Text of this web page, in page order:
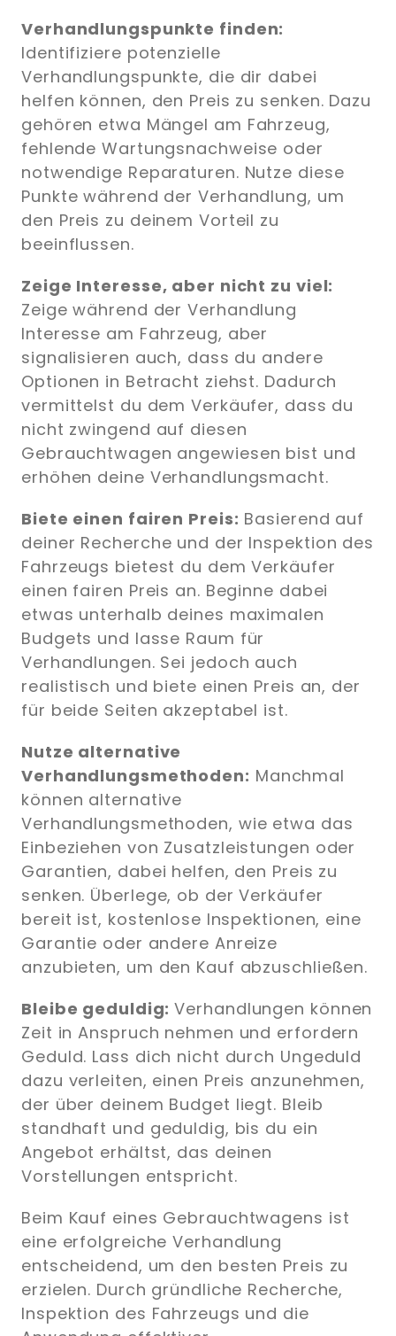
Verhandlungspunkte finden:
Identifiziere potenzielle
Verhandlungspunkte, die dir dabei
helfen können, den Preis zu senken. Dazu
gehören etwa Mängel am Fahrzeug,
fehlende Wartungsnachweise oder
notwendige Reparaturen. Nutze diese
Punkte während der Verhandlung, um
den Preis zu deinem Vorteil zu
beeinflussen.
Zeige Interesse, aber nicht zu viel:
Zeige während der Verhandlung
Interesse am Fahrzeug, aber
signalisieren auch, dass du andere
Optionen in Betracht ziehst. Dadurch
vermittelst du dem Verkäufer, dass du
nicht zwingend auf diesen
Gebrauchtwagen angewiesen bist und
erhöhen deine Verhandlungsmacht.
Biete einen fairen Preis: Basierend auf
deiner Recherche und der Inspektion des
Fahrzeugs bietest du dem Verkäufer
einen fairen Preis an. Beginne dabei
etwas unterhalb deines maximalen
Budgets und lasse Raum für
Verhandlungen. Sei jedoch auch
realistisch und biete einen Preis an, der
für beide Seiten akzeptabel ist.
Nutze alternative
Verhandlungsmethoden: Manchmal
können alternative
Verhandlungsmethoden, wie etwa das
Einbeziehen von Zusatzleistungen oder
Garantien, dabei helfen, den Preis zu
senken. Überlege, ob der Verkäufer
bereit ist, kostenlose Inspektionen, eine
Garantie oder andere Anreize
anzubieten, um den Kauf abzuschließen.
Bleibe geduldig:Verhandlungen können
Zeit in Anspruch nehmen und erfordern
Geduld. Lass dich nicht durch Ungeduld
dazu verleiten, einen Preis anzunehmen,
der über deinem Budget liegt. Bleib
standhaft und geduldig, bis du ein
Angebot erhältst, das deinen
Vorstellungen entspricht.
Beim Kauf eines Gebrauchtwagens ist
eine erfolgreiche Verhandlung
entscheidend, um den besten Preis zu
erzielen. Durch gründliche Recherche,
Inspektion des Fahrzeugs und die